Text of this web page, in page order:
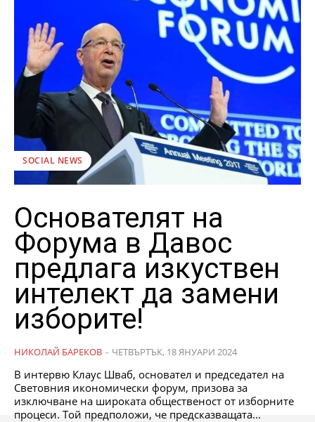
SOCIAL NEWS
Основателят на
Форума в Давос
предлага изкуствен
интелект да замени
изборите!
НИКОЛАЙ БАРЕКОВ - ЧЕТВЪРТЪК, 18 ЯНУАРИ 2024
В интервю Клаус Шваб, основател и председател на
Световния икономически форум, призова за
изключване на широката общественост от изборните
процеси. Той предположи, че предсказващата...